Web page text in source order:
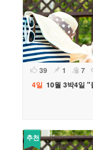
39 1 7
4일 10월 3박4일 "
추천